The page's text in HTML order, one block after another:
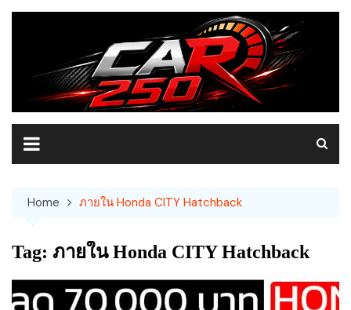
Skip
Home ภายใน Honda CITY Hatchback
Tag: ภายใน Honda CITY Hatchback